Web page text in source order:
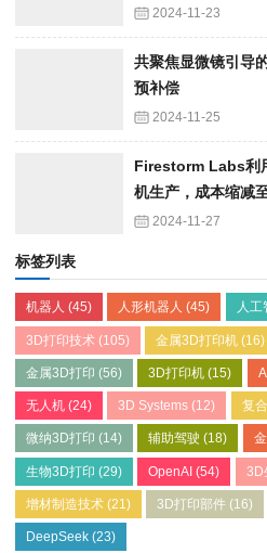
2024-11-23
共聚焦显微镜引导
预补偿
2024-11-25
Firestorm Labs利
机生产，成本缩减
2024-11-27
标签列表
机器人 (45) 人形机器人 (45) 人工
3D打印技术 (105) 金属3D打印机 (16)
金属3D打印 (56) 3D打印机 (15) AI
无人机 (24) 3D Systems (12) 复
微纳3D打印 (14) 辅助驾驶 (18)
生物3D打印 (29) OpenAI (54) 3D
增材制造技术 (21) 3D打印部件 (16)
DeepSeek (23)